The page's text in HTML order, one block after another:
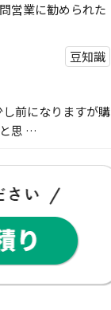
営業に勧められた
豆知識
前になりますが購
思 …
ドアホン」で防
んか？ 外出中に
を受 …